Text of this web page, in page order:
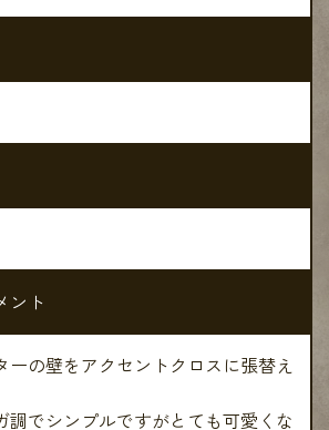
ント
ーの壁をアクセントクロスに張替え
調でシンプルですがとても可愛くな